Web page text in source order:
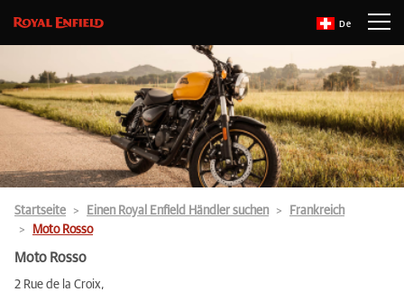
De
Startseite Einen Royal Enfield Händler suchen
Frankreich
Moto Rosso
Moto Rosso
2 Rue de la Croix,